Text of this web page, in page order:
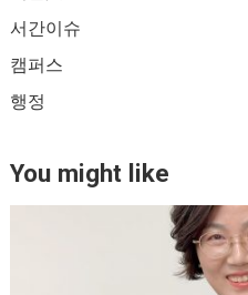
서간이슈
캠퍼스
행정
You might like